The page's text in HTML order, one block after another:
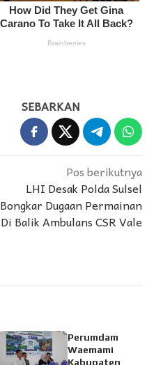
SEBARKAN
Pos berikutnya
LHI Desak Polda Sulsel
Bongkar Dugaan Permainan
Di Balik Ambulans CSR Vale
Perumdam
Waemami
Kabupaten